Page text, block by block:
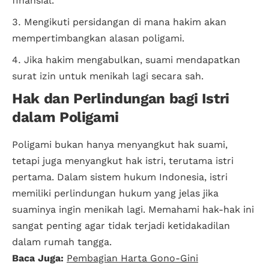
Mengikuti persidangan di mana hakim akan
mempertimbangkan alasan poligami.
Jika hakim mengabulkan, suami mendapatkan
surat izin untuk menikah lagi secara sah.
Hak dan Perlindungan bagi Istri
dalam Poligami
Poligami bukan hanya menyangkut hak suami,
tetapi juga menyangkut hak istri, terutama istri
pertama. Dalam sistem hukum Indonesia, istri
memiliki perlindungan hukum yang jelas jika
suaminya ingin menikah lagi. Memahami hak-hak ini
sangat penting agar tidak terjadi ketidakadilan
dalam rumah tangga.
Baca Juga: Pembagian Harta Gono-Gini